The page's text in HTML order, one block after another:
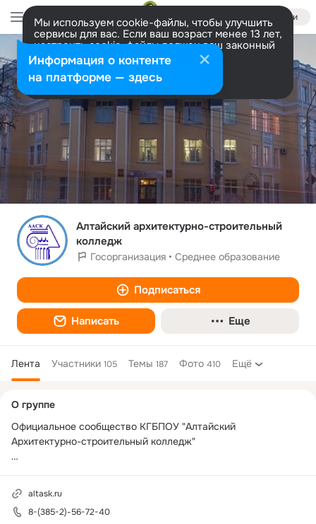
Войти
Мы используем cookie-файлы, чтобы улучшить
сервисы для вас. Если ваш возраст менее 13 лет,
настроить cookie-файлы должен ваш законный
представитель. Больше информации
Разрешить все Настроить
Алтайский архитектурно-строительный
колледж
Госорганизация • Среднее образование
Подписаться
Написать Еще
Лента Участники 105 Темы 187 Фото 410 Ещё
колонка
О группе
Официальное сообщество КГБПОУ "Алтайский
Архитектурно-строительный колледж"
Адреса электронной почты:
Адрес официального сайта:
altask.ru
8-(385-2)-56-72-40
Информация о контенте
на платформе — здесь